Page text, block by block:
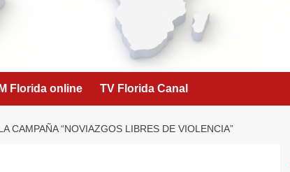
Florida online TV Florida Canal
CAMPAÑA “NOVIAZGOS LIBRES DE VIOLENCIA”